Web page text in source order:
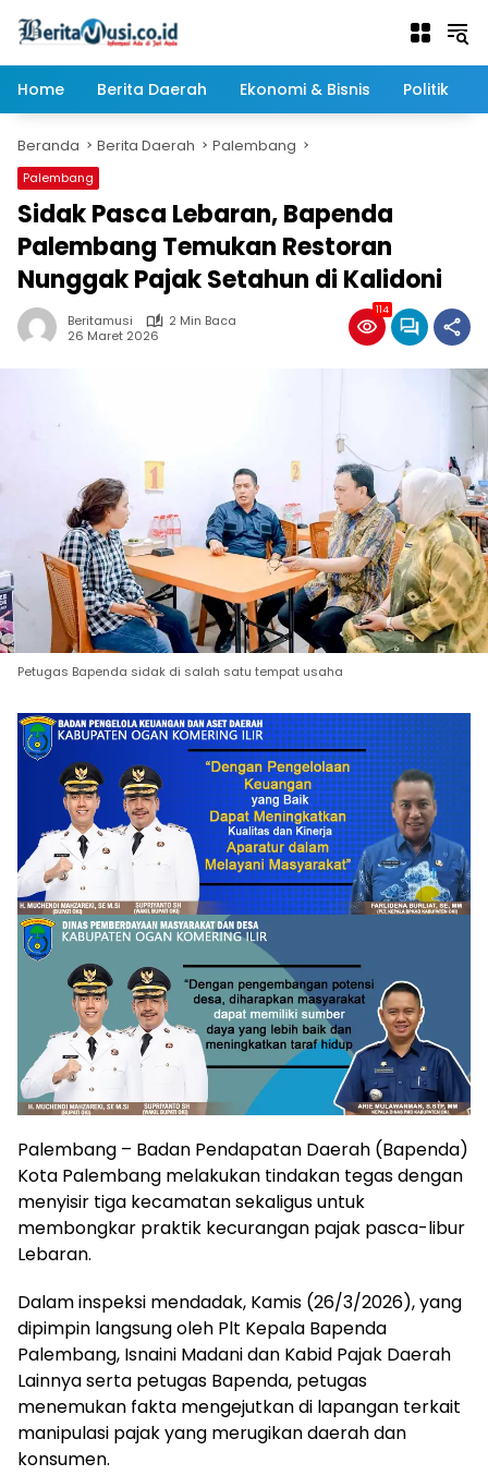
Home
Berita Daerah Ekonomi & Bisnis Politik
Beranda Berita Daerah Palembang
Palembang
Sidak Pasca Lebaran, Bapenda
Palembang Temukan Restoran
Nunggak Pajak Setahun di Kalidoni
Beritamusi
2 Min Baca
26 Maret 2026
114
Petugas Bapenda sidak di salah satu tempat usaha
Palembang – Badan Pendapatan Daerah (Bapenda)
Kota Palembang melakukan tindakan tegas dengan
menyisir tiga kecamatan sekaligus untuk
membongkar praktik kecurangan pajak pasca-libur
Lebaran.
Dalam inspeksi mendadak, Kamis (26/3/2026), yang
dipimpin langsung oleh Plt Kepala Bapenda
Palembang, Isnaini Madani dan Kabid Pajak Daerah
Lainnya serta petugas Bapenda, petugas
menemukan fakta mengejutkan di lapangan terkait
manipulasi pajak yang merugikan daerah dan
konsumen.